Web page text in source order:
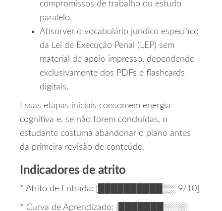
compromissos de trabalho ou estudo
paralelo.
Absorver o vocabulário jurídico específico
da Lei de Execução Penal (LEP) sem
material de apoio impresso, dependendo
exclusivamente dos PDFs e flashcards
digitais.
Essas etapas iniciais consomem energia
cognitiva e, se não forem concluídas, o
estudante costuma abandonar o plano antes
da primeira revisão de conteúdo.
Indicadores de atrito
* Atrito de Entrada: [██████████░░ 9/10]
* Curva de Aprendizado: [███████░░░░